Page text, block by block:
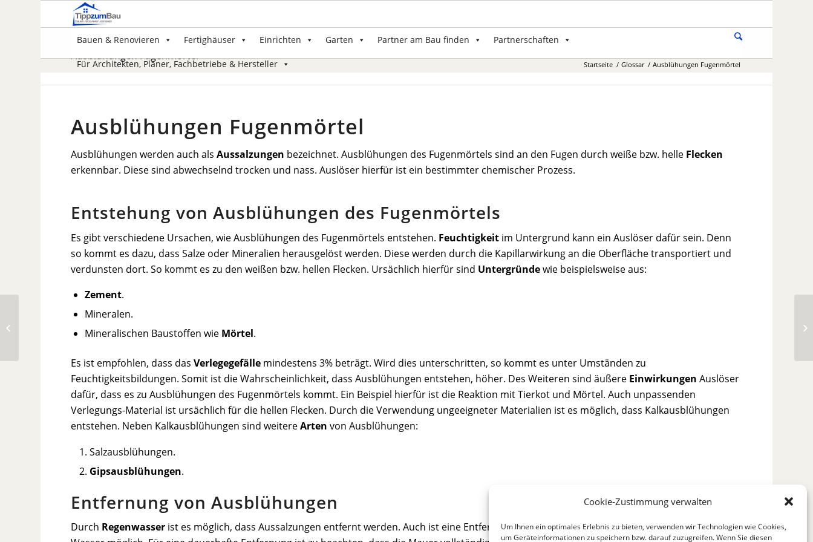
Cookie-Zustimmung verwalten
Um Ihnen ein optimales Erlebnis zu bieten, verwenden wir Technologien wie Cookies,
um Geräteinformationen zu speichern bzw. darauf zuzugreifen. Wenn Sie diesen
Bauen & Renovieren Fertighäuser Einrichten Garten Partner am Bau finden Partnerschaften
Für Architekten, Planer, Fachbetriebe & Hersteller
Ausblühungen Fugenmörtel
Startseite / Glossar / Ausblühungen Fugenmörtel
Ausblühungen Fugenmörtel
Ausblühungen werden auch alsAussalzungen bezeichnet. Ausblühungen des Fugenmörtels sind an den Fugen durch weiße bzw. helle Flecken
erkennbar. Diese sind abwechselnd trocken und nass. Auslöser hierfür ist ein bestimmter chemischer Prozess.
Entstehung von Ausblühungen des Fugenmörtels
Es gibt verschiedene Ursachen, wie Ausblühungen des Fugenmörtels entstehen. Feuchtigkeit im Untergrund kann ein Auslöser dafür sein. Denn
so kommt es dazu, dass Salze oder Mineralien herausgelöst werden. Diese werden durch die Kapillarwirkung an die Oberfläche transportiert und
verdunsten dort. So kommt es zu den weißen bzw. hellen Flecken. Ursächlich hierfür sind Untergründewie beispielsweise aus:
Zement.
Mineralen.
Mineralischen Baustoffen wie Mörtel.
Es ist empfohlen, dass dasVerlegegefälle mindestens 3% beträgt. Wird dies unterschritten, so kommt es unter Umständen zu
Feuchtigkeitsbildungen. Somit ist die Wahrscheinlichkeit, dass Ausblühungen entstehen, höher. Des Weiteren sind äußere Einwirkungen Auslöser
dafür, dass es zu Ausblühungen des Fugenmörtels kommt. Ein Beispiel hierfür ist die Reaktion mit Tierkot und Mörtel. Auch unpassenden
Verlegungs-Material ist ursächlich für die hellen Flecken. Durch die Verwendung ungeeigneter Materialien ist es möglich, dass Kalkausblühungen
entstehen. Neben Kalkausblühungen sind weitereArten von Ausblühungen:
Salzausblühungen.
Gipsausblühungen.
Entfernung von Ausblühungen
Durch Regenwasser ist es möglich, dass Aussalzungen entfernt werden. Auch ist eine Entfernung durchBürstenin Kombination mit oder ohne